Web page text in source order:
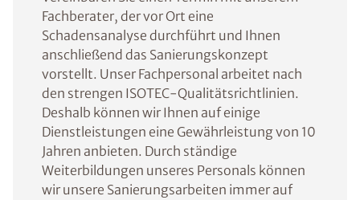
Fachberater, der vor Ort eine
Schadensanalyse durchführt und Ihnen
anschließend das Sanierungskonzept
vorstellt. Unser Fachpersonal arbeitet nach
den strengen ISOTEC-Qualitätsrichtlinien.
Deshalb können wir Ihnen auf einige
Dienstleistungen eine Gewährleistung von 10
Jahren anbieten. Durch ständige
Weiterbildungen unseres Personals können
wir unsere Sanierungsarbeiten immer auf